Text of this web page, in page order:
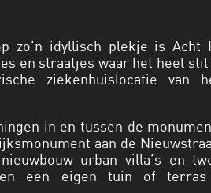
zo’n idyllisch plekje is Acht
en straatjes waar het heel
ziekenhuislocatie van
in en tussen de
aan de
urban villa’s en
een eigen tuin of